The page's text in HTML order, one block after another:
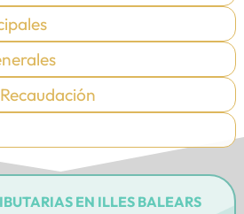
EN ILLES BALEARS